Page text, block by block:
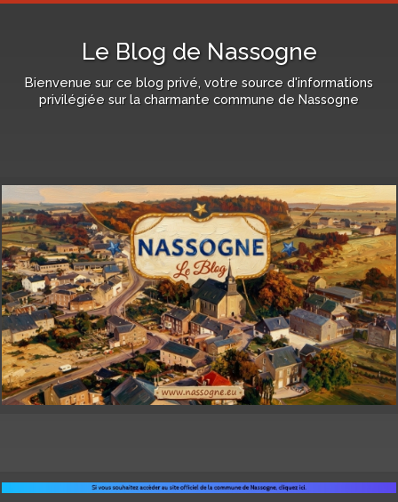
Le Blog de Nassogne
Bienvenue sur ce blog privé, votre source d'informations
privilégiée sur la charmante commune de Nassogne